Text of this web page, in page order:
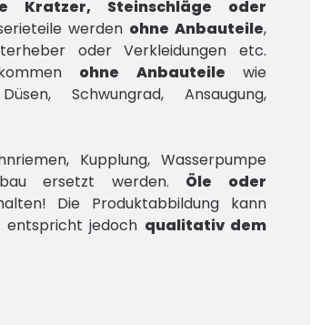
Kratzer, Steinschläge oder
werden ohne Anbauteile,
oder Verkleidungen etc.
ohne Anbauteile wie
Schwungrad, Ansaugung,
Kupplung, Wasserpumpe
ersetzt werden. Öle oder
Die Produktabbildung kann
entspricht jedoch qualitativ dem